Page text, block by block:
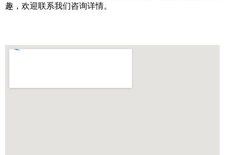
楼花地图
趣，欢迎联系我们咨询详情。